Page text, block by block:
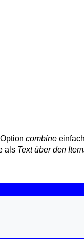
combine
als Text über den